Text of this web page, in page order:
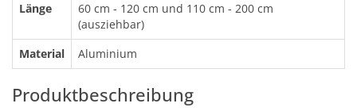
Länge
60 cm - 120 cm und 110 cm - 200 cm
(ausziehbar)
Material
Aluminium
Produktbeschreibung